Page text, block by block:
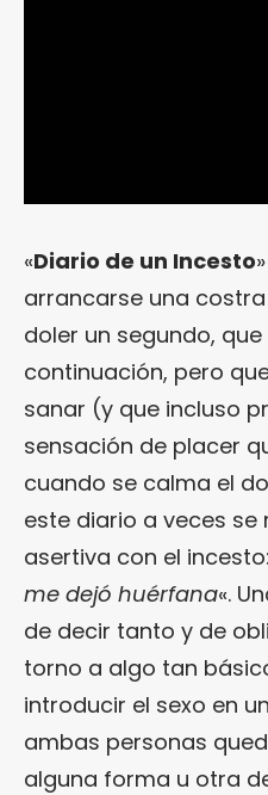
«Diario de un Incesto
arrancarse una
doler un segundo,
continuación, pero
sanar (y que incluso
sensación de placer
cuando se calma el
este diario a veces
asertiva con el
me dejó huérfana«.
de decir tanto y de
torno a algo tan
introducir el sexo en
ambas personas
alguna forma u otra